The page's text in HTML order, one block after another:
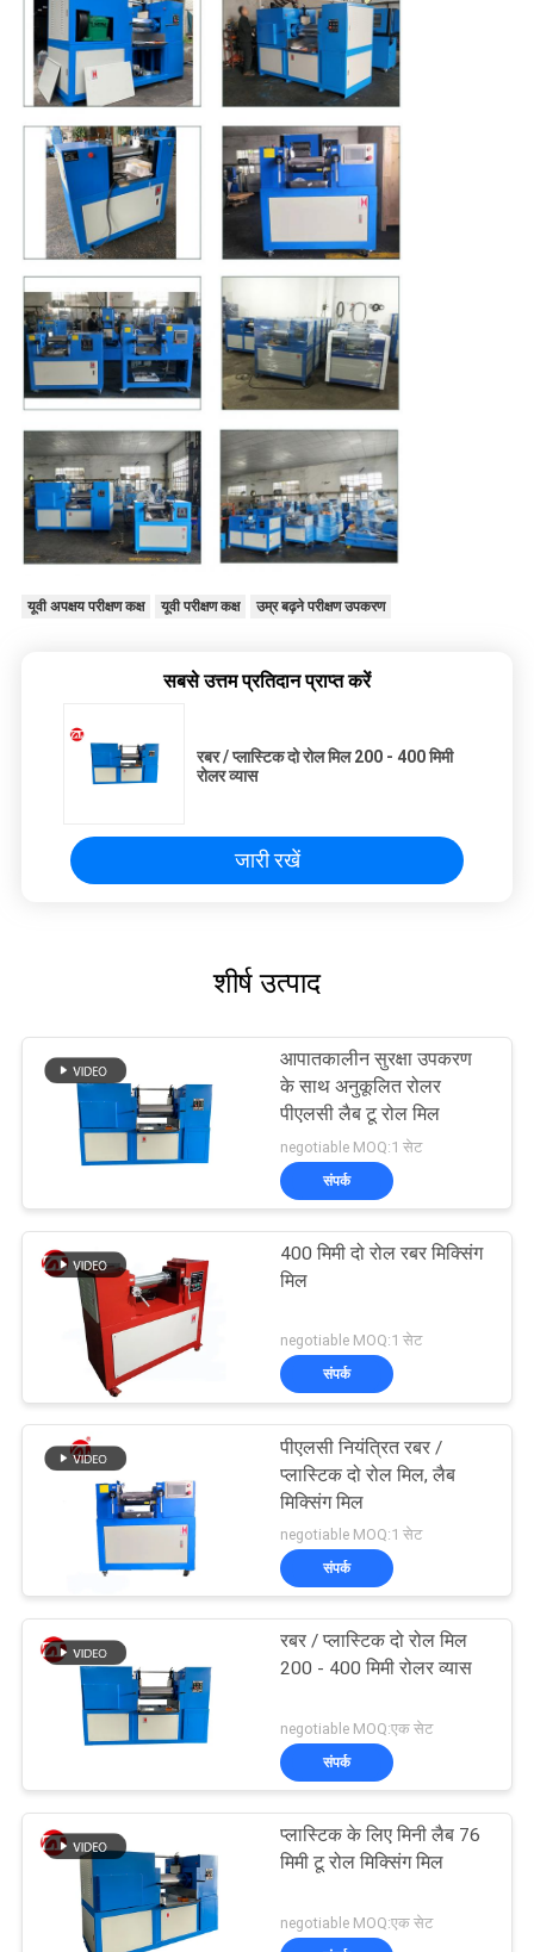
यूवी अपक्षय परीक्षण कक्ष यूवी परीक्षण कक्ष उम्र बढ़ने परीक्षण उपकरण
सबसे उत्तम प्रतिदान प्राप्त करें
रबर / प्लास्टिक दो रोल मिल 200 - 400 मिमी
रोलर व्यास
जारी रखें
शीर्ष उत्पाद
आपातकालीन सुरक्षा उपकरण
के साथ अनुकूलित रोलर
पीएलसी लैब टू रोल मिल
negotiable MOQ:1 सेट
संपर्क
400 मिमी दो रोल रबर मिक्सिंग
मिल
negotiable MOQ:1 सेट
संपर्क
पीएलसी नियंत्रित रबर /
प्लास्टिक दो रोल मिल, लैब
मिक्सिंग मिल
negotiable MOQ:1 सेट
संपर्क
रबर / प्लास्टिक दो रोल मिल
200 - 400 मिमी रोलर व्यास
negotiable MOQ:एक सेट
संपर्क
प्लास्टिक के लिए मिनी लैब 76
मिमी टू रोल मिक्सिंग मिल
negotiable MOQ:एक सेट